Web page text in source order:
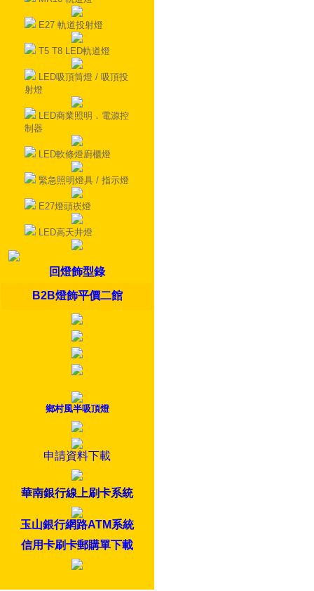
E27 軌道投射燈
T5 T8 LED軌道燈
LED吸頂筒燈 / 吸頂投
射燈
LED商業照明．電源控
制器
LED軟條燈廚櫃燈
緊急照明燈具 / 指示燈
E27燈頭崁燈
LED高天井燈
回燈飾型錄
B2B燈飾平價二館
鄉村風半吸頂燈
申請資料下載
華南銀行線上刷卡系統
玉山銀行網路ATM系統
信用卡刷卡郵購單下載